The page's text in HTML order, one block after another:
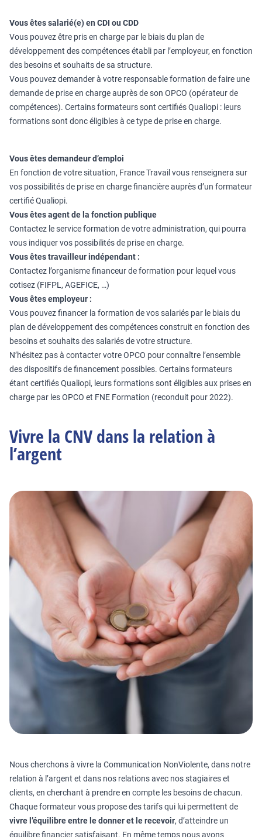
Vous êtes salarié(e) en CDI ou CDD
Vous pouvez être pris en charge par le biais du plan de
développement des compétences établi par l’employeur, en fonction
des besoins et souhaits de sa structure.
Vous pouvez demander à votre responsable formation de faire une
demande de prise en charge auprès de son OPCO (opérateur de
compétences). Certains formateurs sont certifiés Qualiopi : leurs
formations sont donc éligibles à ce type de prise en charge.
Vous êtes demandeur d’emploi
En fonction de votre situation, France Travail vous renseignera sur
vos possibilités de prise en charge financière auprès d’un formateur
certifié Qualiopi.
Vous êtes agent de la fonction publique
Contactez le service formation de votre administration, qui pourra
vous indiquer vos possibilités de prise en charge.
Vous êtes travailleur indépendant :
Contactez l’organisme financeur de formation pour lequel vous
cotisez (FIFPL, AGEFICE, …)
Vous êtes employeur :
Vous pouvez financer la formation de vos salariés par le biais du
plan de développement des compétences construit en fonction des
besoins et souhaits des salariés de votre structure.
N’hésitez pas à contacter votre OPCO pour connaître l’ensemble
des dispositifs de financement possibles. Certains formateurs
étant certifiés Qualiopi, leurs formations sont éligibles aux prises en
charge par les OPCO et FNE Formation (reconduit pour 2022).
Vivre la CNV dans la relation à
l’argent
Nous cherchons à vivre la Communication NonViolente, dans notre
relation à l’argent et dans nos relations avec nos stagiaires et
clients, en cherchant à prendre en compte les besoins de chacun.
Chaque formateur vous propose des tarifs qui lui permettent de
vivre l’équilibre entre le donner et le recevoir, d’atteindre un
équilibre financier satisfaisant. En même temps nous avons